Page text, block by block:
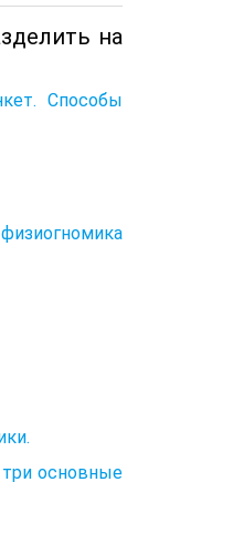
на
Способы
три основные